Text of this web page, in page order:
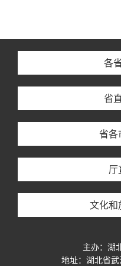
各
省
省各
厅
文化和
主办：湖
地址：湖北省